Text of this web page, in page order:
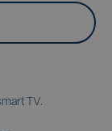
TV.